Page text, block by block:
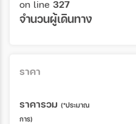
on line 327
จำนวนผู้เดินทาง
ราคา
ราคารวม (*ประมาณ
การ)